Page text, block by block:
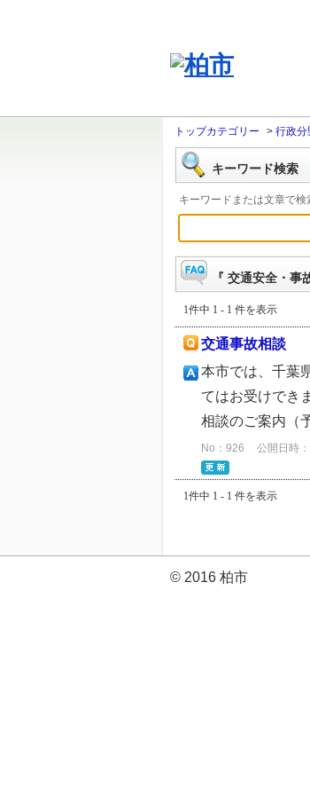
トップカテゴリー > 行政分
キーワード検索
キーワードまたは文章で検
『 交通安全・事
1件中 1 - 1 件を表示
交通事故相談
本市では、千葉
てはお受けでき
相談のご案内
No：926 公開日時
1件中 1 - 1 件を表示
© 2016 柏市